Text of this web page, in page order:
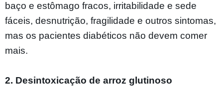
baço e estômago fracos, irritabilidade e sede
fáceis, desnutrição, fragilidade e outros sintomas,
mas os pacientes diabéticos não devem comer
mais.
2. Desintoxicação de arroz glutinoso